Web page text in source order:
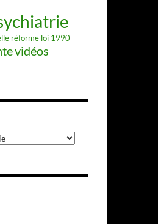
réforme loi 1990
vidéos